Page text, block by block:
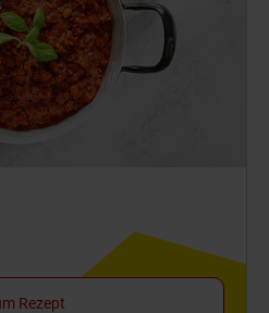
Rezept